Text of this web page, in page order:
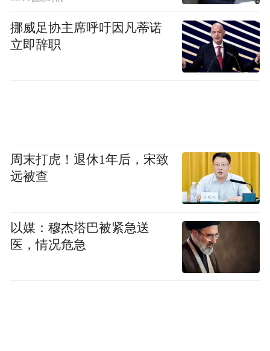
space services.”
挪威足协主席呼吁因凡蒂诺
立即辞职
周末打虎！退休1年后，宋致
远被查
以媒：穆杰塔巴被紧急送
医，情况危急